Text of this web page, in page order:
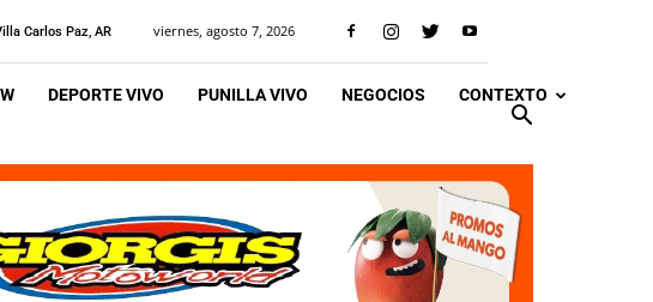
Carlos Paz, AR viernes, agosto 7, 2026
DEPORTE VIVO PUNILLA VIVO NEGOCIOS CONTEXTO